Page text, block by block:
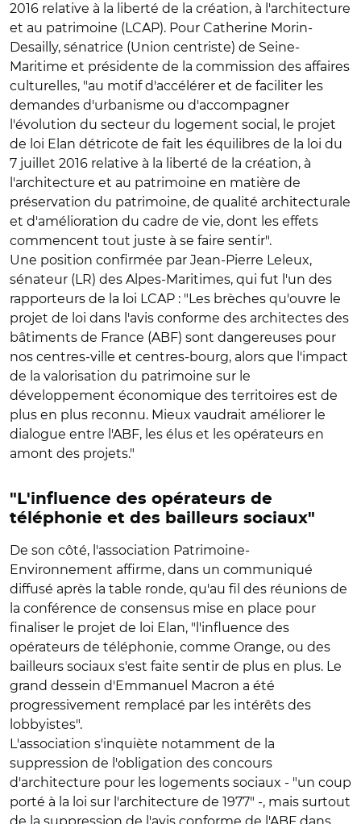
2016 relative à la liberté de la création, à l'architecture
et au patrimoine (LCAP). Pour Catherine Morin-
Desailly, sénatrice (Union centriste) de Seine-
Maritime et présidente de la commission des affaires
culturelles, "au motif d'accélérer et de faciliter les
demandes d'urbanisme ou d'accompagner
l'évolution du secteur du logement social, le projet
de loi Elan détricote de fait les équilibres de la loi du
7 juillet 2016 relative à la liberté de la création, à
l'architecture et au patrimoine en matière de
préservation du patrimoine, de qualité architecturale
et d'amélioration du cadre de vie, dont les effets
commencent tout juste à se faire sentir".
Une position confirmée par Jean-Pierre Leleux,
sénateur (LR) des Alpes-Maritimes, qui fut l'un des
rapporteurs de la loi LCAP : "Les brèches qu'ouvre le
projet de loi dans l'avis conforme des architectes des
bâtiments de France (ABF) sont dangereuses pour
nos centres-ville et centres-bourg, alors que l'impact
de la valorisation du patrimoine sur le
développement économique des territoires est de
plus en plus reconnu. Mieux vaudrait améliorer le
dialogue entre l'ABF, les élus et les opérateurs en
amont des projets."
"L'influence des opérateurs de
téléphonie et des bailleurs sociaux"
De son côté, l'association Patrimoine-
Environnement affirme, dans un communiqué
diffusé après la table ronde, qu'au fil des réunions de
la conférence de consensus mise en place pour
finaliser le projet de loi Elan, "l'influence des
opérateurs de téléphonie, comme Orange, ou des
bailleurs sociaux s'est faite sentir de plus en plus. Le
grand dessein d'Emmanuel Macron a été
progressivement remplacé par les intérêts des
lobbyistes".
L'association s'inquiète notamment de la
suppression de l'obligation des concours
d'architecture pour les logements sociaux - "un coup
porté à la loi sur l'architecture de 1977" -, mais surtout